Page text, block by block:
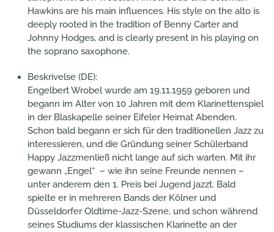
Hawkins are his main influences. His style on the alto is
deeply rooted in the tradition of Benny Carter and
Johnny Hodges, and is clearly present in his playing on
the soprano saxophone.
Beskrivelse (DE):
Engelbert Wrobel wurde am 19.11.1959 geboren und
begann im Alter von 10 Jahren mit dem Klarinettenspiel
in der Blaskapelle seiner Eifeler Heimat Abenden.
Schon bald begann er sich für den traditionellen Jazz zu
interessieren, und die Gründung seiner Schülerband
Happy Jazzmenließ nicht lange auf sich warten. Mit ihr
gewann „Engel“ – wie ihn seine Freunde nennen –
unter anderem den 1. Preis bei Jugend jazzt. Bald
spielte er in mehreren Bands der Kölner und
Düsseldorfer Oldtime-Jazz-Szene, und schon während
seines Studiums der klassischen Klarinette an der